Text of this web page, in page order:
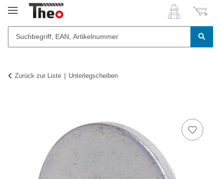
Zurück zur Liste Unterlegscheiben